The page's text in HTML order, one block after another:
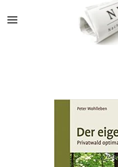
Zum Hauptinhalt springen